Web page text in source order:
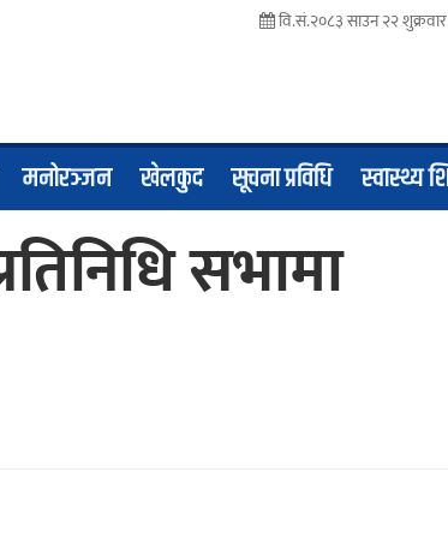
वि.सं.२०८३ साउन २२ शुक्रवार
मनोरञ्जन खेलकुद सूचना प्रविधि स्वास्थ्य
सभामा